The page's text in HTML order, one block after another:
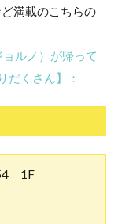
満載のこちらの
ルノ）が帰って
だくさん】：
1F